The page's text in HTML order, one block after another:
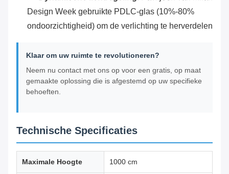
Design Week gebruikte PDLC-glas (10%-80%
ondoorzichtigheid) om de verlichting te herverdelen
Klaar om uw ruimte te revolutioneren?
Neem nu contact met ons op voor een gratis, op maat
gemaakte oplossing die is afgestemd op uw specifieke
behoeften.
Technische Specificaties
Maximale Hoogte 1000 cm